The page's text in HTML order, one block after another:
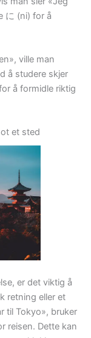
に (ni) for å
ville man
å studere skjer
å formidle riktig
et sted
er det viktig å
retning eller et
til Tokyo», bruker
reisen. Dette kan